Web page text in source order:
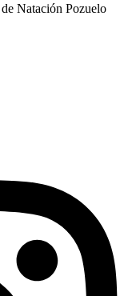
Natación Pozuelo